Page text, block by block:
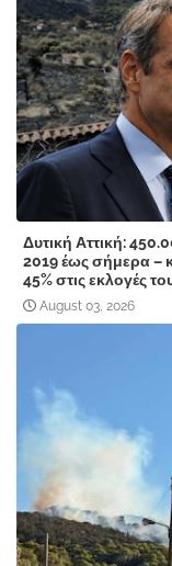
Δυτική Αττική:
2019 έως σήμερα –
45% στις εκλογές
August 03, 2026